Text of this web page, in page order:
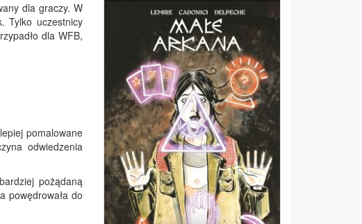
dla graczy. W
Tylko uczestnicy
dla WFB,
pomalowane
odwiedzenia
pożądaną
powędrowała do